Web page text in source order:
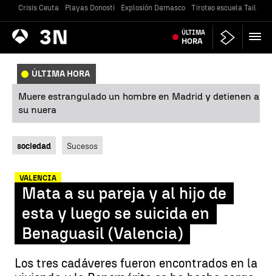
Crisis Ceuta Playas Donosti Explosión Damasco Tiroteo escuela
Antena
3 Noticias ÚLTIMA
HORA
ÚLTIMA HORA
Muere estrangulado un hombre en Madrid y detienen a
su nuera
sociedad Sucesos
VALENCIA
Mata a su pareja y al hijo de
esta y luego se suicida en
Benaguasil (Valencia)
Los tres cadáveres fueron encontrados en la